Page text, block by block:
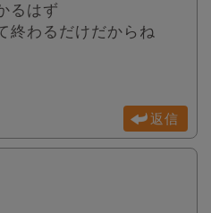
るはず
終わるだけだからね
返信